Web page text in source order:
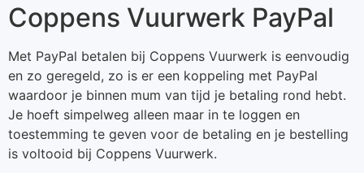
Coppens Vuurwerk PayPal
Met PayPal betalen bij Coppens Vuurwerk is eenvoudig
en zo geregeld, zo is er een koppeling met PayPal
waardoor je binnen mum van tijd je betaling rond hebt.
Je hoeft simpelweg alleen maar in te loggen en
toestemming te geven voor de betaling en je bestelling
is voltooid bij Coppens Vuurwerk.